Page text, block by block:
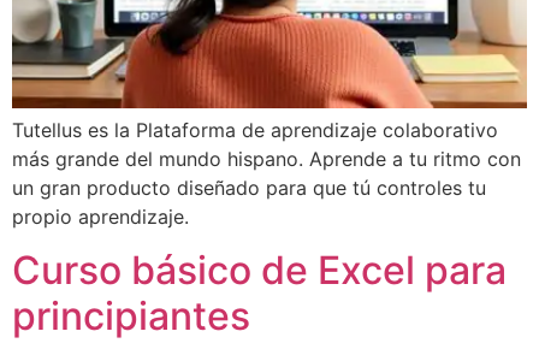
Tutellus es la Plataforma de aprendizaje colaborativo
más grande del mundo hispano. Aprende a tu ritmo con
un gran producto diseñado para que tú controles tu
propio aprendizaje.
Curso básico de Excel para
principiantes